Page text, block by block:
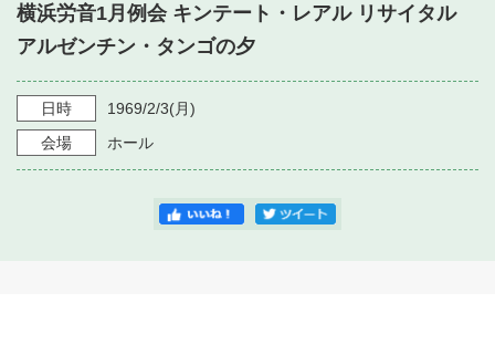
・ よくある質問
・ 空き状況
・ 利用料金
・ 音楽堂のご案内
・ フロアマップ
・ 芸術参与
神奈川県立音楽堂
SNS
横浜労音1月例会 キンテート・レアル リサイタル
アルゼンチン・タンゴの夕
日時 1969/2/3(月)
会場
ホール